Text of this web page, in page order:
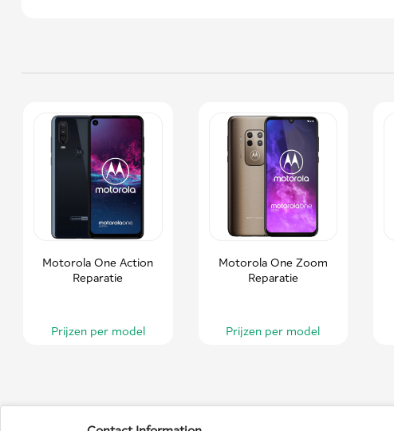
Motorola One Action
Reparatie
Prijzen per model
Motorola One Zoom
Reparatie
Prijzen per model